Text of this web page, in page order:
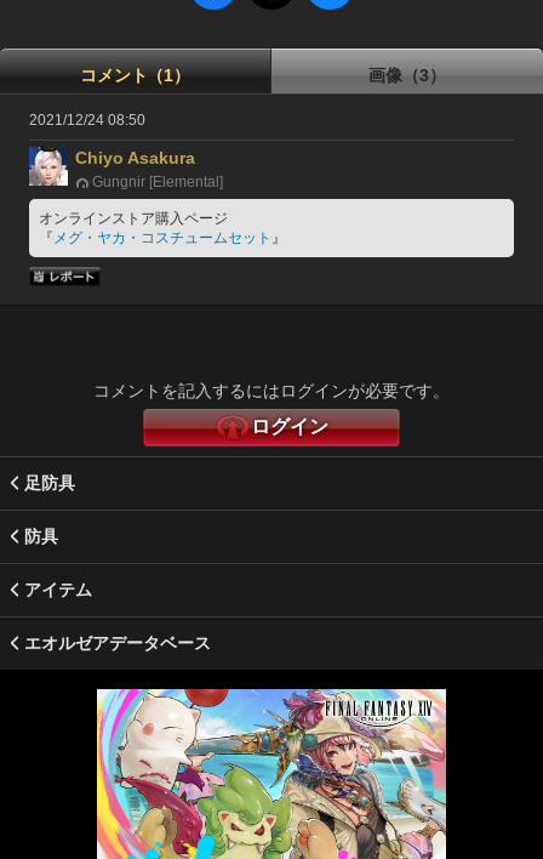
コメント（1） 画像（3）
2021/12/24 08:50
Chiyo Asakura
Gungnir [Elemental]
オンラインストア購入ページ
『 メグ・ヤカ・コスチュームセット 』
コメントを記入するにはログインが必要です。
ログイン
足防具
防具
アイテム
エオルゼアデータベース